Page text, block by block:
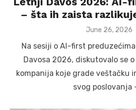
– šta ih zaista
Posted
June 26, 2026
Na sesiji o AI-first
Davosa 2026, diskutovalo se
kompanija koje grade veštačku
svog poslovanja